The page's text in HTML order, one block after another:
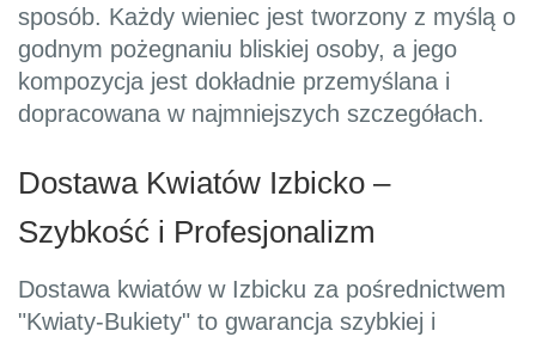
sposób. Każdy wieniec jest tworzony z myślą o
godnym pożegnaniu bliskiej osoby, a jego
kompozycja jest dokładnie przemyślana i
dopracowana w najmniejszych szczegółach.
Dostawa Kwiatów Izbicko –
Szybkość i Profesjonalizm
Dostawa kwiatów w Izbicku za pośrednictwem
"Kwiaty-Bukiety" to gwarancja szybkiej i